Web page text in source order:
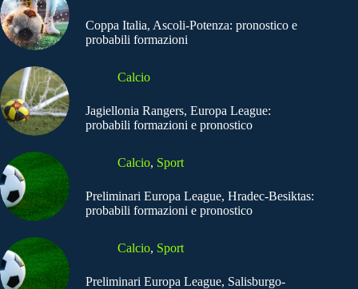
Coppa Italia, Ascoli-Potenza: pronostico e
probabili formazioni
Calcio
Jagiellonia Rangers, Europa League:
probabili formazioni e pronostico
Calcio, Sport
Preliminari Europa League, Hradec-Besiktas:
probabili formazioni e pronostico
Calcio, Sport
Preliminari Europa League, Salisburgo-